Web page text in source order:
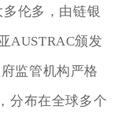
伦多，由链银
AUSTRAC颁发
监管机构严格
分布在全球多个